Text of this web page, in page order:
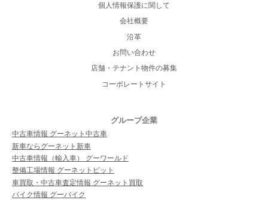
個人情報保護に関して
会社概要
沿革
お問い合わせ
店舗・テナント物件の募集
コーポレートサイト
グループ企業
中古車情報 グーネット中古車
新車ならグーネット新車
中古車情報（輸入車） グーワールド
整備工場情報 グーネットピット
車買取・中古車査定情報 グーネット買取
バイク情報 グーバイク